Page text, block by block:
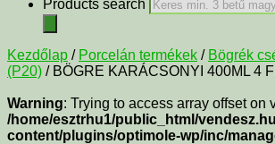
Products search
Kezdőlap / Porcelán termékek / Bögrék
(P20) / BÖGRE KARÁCSONYI 400ML 4
Warning: Trying to access array offset on
/home/esztrhu1/public_html/
content/plugins/optimole-wp/inc/